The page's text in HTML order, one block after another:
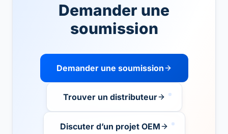
Demander une
soumission
Demander une soumission
Trouver un distributeur
Discuter d’un projet OEM